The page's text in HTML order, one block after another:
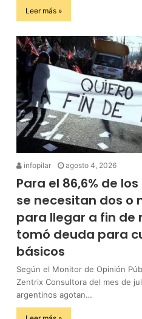
Leer más »
infopilar agosto 4, 2026
Para el 86,6% de
se necesitan dos o
para llegar a fin de
tomó deuda para
básicos
Según el Monitor de Opinión
Zentrix Consultora del mes de
argentinos agotan…